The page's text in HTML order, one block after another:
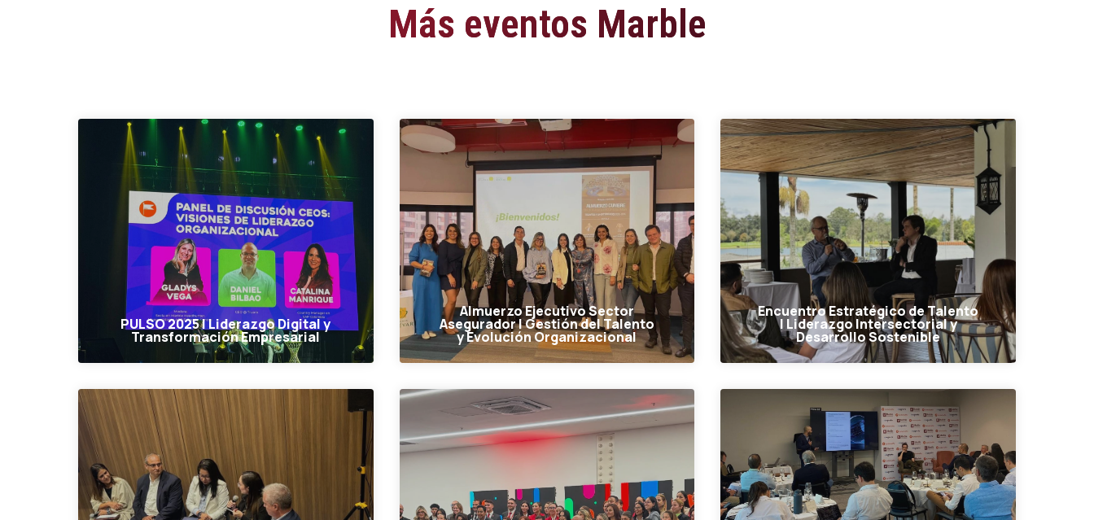
Más eventos Marble
PULSO 2025 | Liderazgo Digital y
Transformación Empresarial
Almuerzo Ejecutivo Sector
Asegurador | Gestión del Talento
y Evolución Organizacional
Encuentro Estratégico de Talento
| Liderazgo Intersectorial y
Desarrollo Sostenible